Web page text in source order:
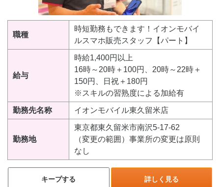
職種
時短勤務もできます！イオンモバイ
ルスマホ販売スタッフ【パート】
給与
時給1,400円以上
16時～20時＋100円、20時～22時＋
150円、日祝＋180円
※スキルの習熟度による加給有
勤務先名称 イオンモバイル東久留米店
勤務地
東京都東久留米市南沢5-17-62
（変更の範囲）事業所の変更は原則
なし
キープする 詳しく見る